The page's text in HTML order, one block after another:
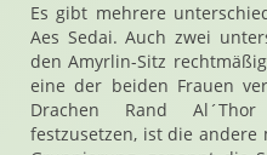
Es gibt mehrere
Aes Sedai. Auch zwei
den Amyrlin-Sitz
eine der beiden Frauen
Drachen Rand
festzusetzen, ist die